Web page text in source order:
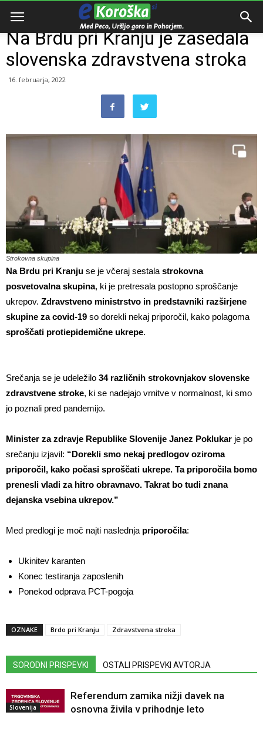
Domov
Na Brdu pri Kranju je zasedala
slovenska zdravstvena stroka
16. februarja, 2022
Strokovna skupina
Na Brdu pri Kranju se je včeraj sestala strokovna
posvetovalna skupina, ki je pretresala postopno sproščanje
ukrepov. Zdravstveno ministrstvo in predstavniki razširjene
skupine za covid-19 so dorekli nekaj priporočil, kako polagoma
sproščati protiepidemične ukrepe.
Srečanja se je udeležilo 34 različnih strokovnjakov slovenske
zdravstvene stroke, ki se nadejajo vrnitve v normalnost, ki smo
jo poznali pred pandemijo.
Minister za zdravje Republike Slovenije Janez Poklukar je po
srečanju izjavil: “Dorekli smo nekaj predlogov oziroma
priporočil, kako počasi sproščati ukrepe. Ta priporočila bomo
prenesli vladi za hitro obravnavo. Takrat bo tudi znana
dejanska vsebina ukrepov.”
Med predlogi je moč najti naslednja priporočila:
Ukinitev karanten
Konec testiranja zaposlenih
Ponekod odprava PCT-pogoja
OZNAKE Brdo pri Kranju Zdravstvena stroka
SORODNI PRISPEVKI OSTALI PRISPEVKI AVTORJA
Slovenija
Referendum zamika nižji davek na
osnovna živila v prihodnje leto